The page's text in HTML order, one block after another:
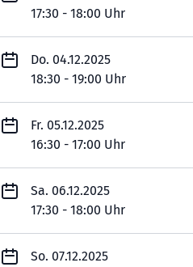
17:30 - 18:00 Uhr
Do. 04.12.2025
18:30 - 19:00 Uhr
Fr. 05.12.2025
16:30 - 17:00 Uhr
Sa. 06.12.2025
17:30 - 18:00 Uhr
So. 07.12.2025